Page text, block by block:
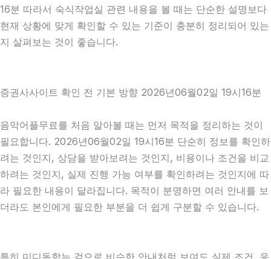
16분 따라서 숙식작업실 관련 내용을 볼 때는 단순한 설명보다
현재 상황에 맞게 확인할 수 있는 기준이 충분히 정리되어 있는
지 살펴보는 것이 좋습니다.
증권사사이트 확인 전 기본 방향 2026년06월02일 19시16분
음악어플무료를 처음 알아볼 때는 먼저 목적을 정리하는 것이
필요합니다. 2026년06월02일 19시16분 단순히 정보를 확인하
려는 것인지, 상담을 받아보려는 것인지, 비용이나 조건을 비교
하려는 것인지, 실제 진행 가능 여부를 확인하려는 것인지에 따
라 필요한 내용이 달라집니다. 목적이 분명하면 여러 안내를 보
더라도 본인에게 필요한 부분을 더 쉽게 구분할 수 있습니다.